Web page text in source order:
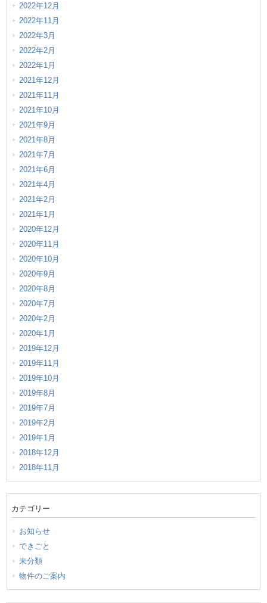
2022年12月
2022年11月
2022年3月
2022年2月
2022年1月
2021年12月
2021年11月
2021年10月
2021年9月
2021年8月
2021年7月
2021年6月
2021年4月
2021年2月
2021年1月
2020年12月
2020年11月
2020年10月
2020年9月
2020年8月
2020年7月
2020年2月
2020年1月
2019年12月
2019年11月
2019年10月
2019年8月
2019年7月
2019年2月
2019年1月
2018年12月
2018年11月
カテゴリー
お知らせ
できごと
未分類
物件のご案内